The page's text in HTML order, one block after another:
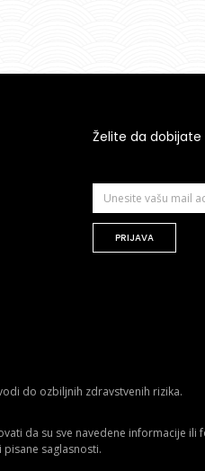
Želite da
PRIJAVA
do ozbiljnih zdravstvenih rizika.
da su sve navedene informacije
saglasnosti.